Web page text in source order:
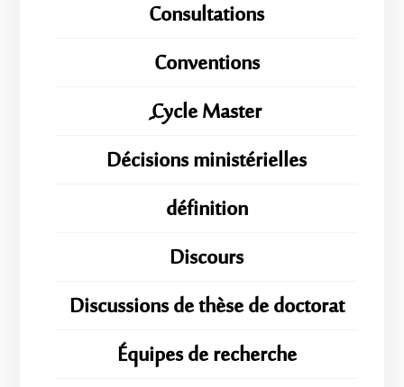
Consultations
Conventions
ِِِCycle Master
Décisions ministérielles
définition
Discours
Discussions de thèse de doctorat
Équipes de recherche